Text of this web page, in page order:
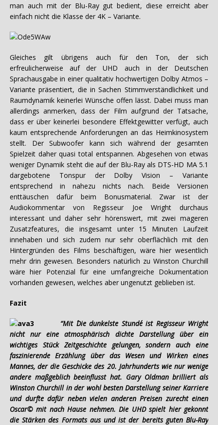
man auch mit der Blu-Ray gut bedient, diese erreicht aber
einfach nicht die Klasse der 4K – Variante.
Gleiches gilt übrigens auch für den Ton, der sich
erfreulicherweise auf der UHD auch in der Deutschen
Sprachausgabe in einer qualitativ hochwertigen Dolby Atmos –
Variante präsentiert, die in Sachen Stimmverständlichkeit und
Raumdynamik keinerlei Wünsche offen lässt. Dabei muss man
allerdings anmerken, dass der Film aufgrund der Tatsache,
dass er über keinerlei besondere Effektgewitter verfügt, auch
kaum entsprechende Anforderungen an das Heimkinosystem
stellt. Der Subwoofer kann sich während der gesamten
Spielzeit daher quasi total entspannen. Abgesehen von etwas
weniger Dynamik steht die auf der Blu-Ray als DTS-HD MA 5.1
dargebotene Tonspur der Dolby Vision – Variante
entsprechend in nahezu nichts nach. Beide Versionen
enttäuschen dafür beim Bonusmaterial. Zwar ist der
Audiokommentar von Regisseur Joe Wright durchaus
interessant und daher sehr hörenswert, mit zwei mageren
Zusatzfeatures, die insgesamt unter 15 Minuten Laufzeit
innehaben und sich zudem nur sehr oberflächlich mit den
Hintergründen des Films beschäftigen, wäre hier wesentlich
mehr drin gewesen. Besonders natürlich zu Winston Churchill
wäre hier Potenzial für eine umfangreiche Dokumentation
vorhanden gewesen, welches aber ungenutzt geblieben ist.
Fazit
“Mit ´Die dunkelste Stunde´ ist Regisseur Wright
nicht nur eine atmosphärisch dichte Darstellung über ein
wichtiges Stück Zeitgeschichte gelungen, sondern auch eine
faszinierende Erzählung über das Wesen und Wirken eines
Mannes, der die Geschicke des 20. Jahrhunderts wie nur wenige
andere maßgeblich beeinflusst hat. Gary Oldman brilliert als
Winston Churchill in der wohl besten Darstellung seiner Karriere
und durfte dafür neben vielen anderen Preisen zurecht einen
Oscar© mit nach Hause nehmen. Die UHD spielt hier gekonnt
die Stärken des Formats aus und ist der bereits guten Blu-Ray